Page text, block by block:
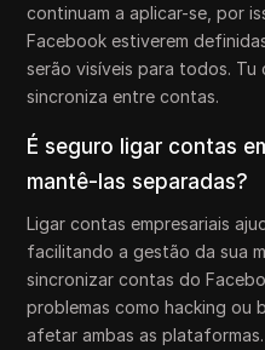
continuam a aplicar-se, por
Facebook estiverem
serão visíveis para todos.
sincroniza entre contas.
É seguro ligar contas
mantê-las separadas?
Ligar contas empresariais
facilitando a gestão da sua
sincronizar contas do
problemas como hacking ou
afetar ambas as